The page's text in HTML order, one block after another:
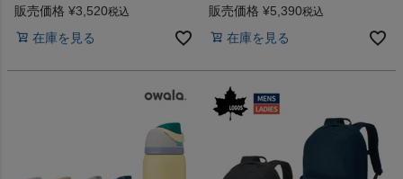
販売価格 ¥3,520税込
在庫を見る
販売価格 ¥5,390税込
在庫を見る